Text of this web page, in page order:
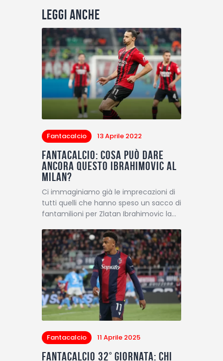
Leggi anche
Fantacalcio 13 Aprile 2022
Fantacalcio: cosa può dare
ancora questo Ibrahimovic al
Milan?
Ci immaginiamo già le imprecazioni di
tutti quelli che hanno speso un sacco di
fantamilioni per Zlatan Ibrahimovic la…
Fantacalcio 11 Aprile 2025
Fantacalcio 32° giornata: chi